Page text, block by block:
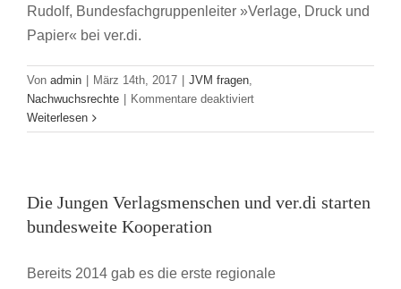
Rudolf, Bundesfachgruppenleiter »Verlage, Druck und
Papier« bei ver.di.
Von admin März 14th, 2017 JVM fragen,
Nachwuchsrechte
Kommentare deaktiviertfür
ist
Weiterlesen
Die Jungen Verlagsmenschen und ver.di starten
bundesweite Kooperation
Bereits 2014 gab es die erste regionale